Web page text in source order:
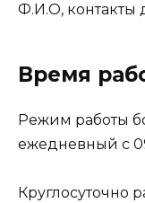
Ф.И.О, контакты
Время
Режим работы
ежедневный с
Круглосуточно